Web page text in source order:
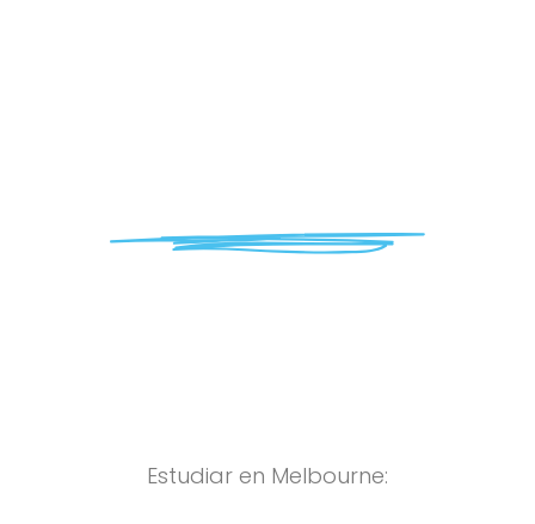
Melbourne
Estudiar en Melbourne: